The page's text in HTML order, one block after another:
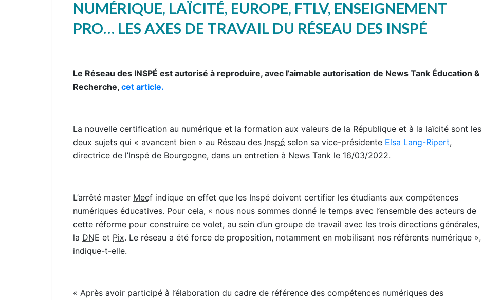
NUMÉRIQUE, LAÏCITÉ, EUROPE, FTLV, ENSEIGNEMENT
PRO… LES AXES DE TRAVAIL DU RÉSEAU DES INSPÉ
Le Réseau des INSPÉ est autorisé à reproduire, avec l’aimable autorisation de News Tank Éducation &
Recherche, cet article.
La nouvelle certification au numérique et la formation aux valeurs de la République et à la laïcité sont les
deux sujets qui « avancent bien » au Réseau des Inspé selon sa vice-présidente Elsa Lang-Ripert,
directrice de l’Inspé de Bourgogne, dans un entretien à News Tank le 16/03/2022.
L’arrêté master Meef indique en effet que les Inspé doivent certifier les étudiants aux compétences
numériques éducatives. Pour cela, « nous nous sommes donné le temps avec l’ensemble des acteurs de
cette réforme pour construire ce volet, au sein d’un groupe de travail avec les trois directions générales,
la DNE et Pix. Le réseau a été force de proposition, notamment en mobilisant nos référents numérique »,
indique-t-elle.
« Après avoir participé à l’élaboration du cadre de référence des compétences numériques des